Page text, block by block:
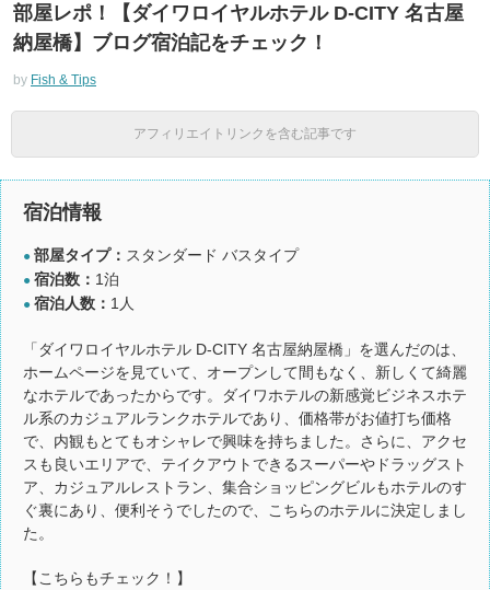
部屋レポ！【ダイワロイヤルホテル D-CITY 名古屋
納屋橋】ブログ宿泊記をチェック！
by Fish & Tips
アフィリエイトリンクを含む記事です
宿泊情報
● 部屋タイプ： スタンダード バスタイプ
● 宿泊数： 1泊
● 宿泊人数： 1人
「ダイワロイヤルホテル D-CITY 名古屋納屋橋」を選んだのは、
ホームページを見ていて、オープンして間もなく、新しくて綺麗
なホテルであったからです。ダイワホテルの新感覚ビジネスホテ
ル系のカジュアルランクホテルであり、価格帯がお値打ち価格
で、内観もとてもオシャレで興味を持ちました。さらに、アクセ
スも良いエリアで、テイクアウトできるスーパーやドラッグスト
ア、カジュアルレストラン、集合ショッピングビルもホテルのす
ぐ裏にあり、便利そうでしたので、こちらのホテルに決定しまし
た。
【こちらもチェック！】